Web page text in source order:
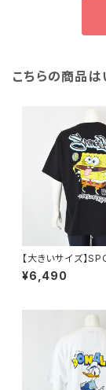
こちらの商品は
【大きいサイズ】
天竺プリント半袖T
ズ 1278-6505 ブラ
¥6,490